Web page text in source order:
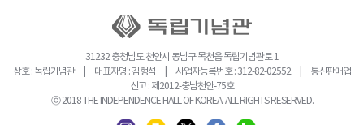
31232 충청남도 천안시 동남구 목천읍 독립기념관로 1
상호 : 독립기념관 | 대표자명 : 김형석 | 사업자등록번호 : 312-82-02552 | 통신판매업
신고 : 제2012-충남천안-75호
ⓒ 2018 THE INDEPENDENCE HALL OF KOREA. ALL RIGHTS RESERVED.